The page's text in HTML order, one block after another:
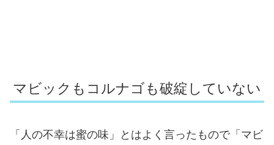
マビックもコルナゴも破綻していない
「人の不幸は蜜の味」とはよく言ったもので「マビ